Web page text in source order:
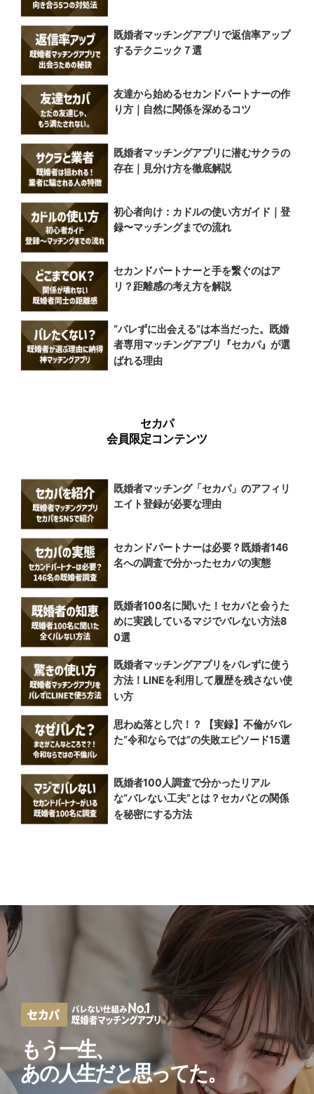
既婚者マッチングアプリで返信率アップ
するテクニック７選
友達から始めるセカンドパートナーの作
り方｜自然に関係を深めるコツ
既婚者マッチングアプリに潜むサクラの
存在｜見分け方を徹底解説
初心者向け：カドルの使い方ガイド｜登
録〜マッチングまでの流れ
セカンドパートナーと手を繋ぐのはア
リ？距離感の考え方を解説
“バレずに出会える”は本当だった。既婚
者専用マッチングアプリ『セカパ』が選
ばれる理由
セカパ
会員限定コンテンツ
既婚者マッチング「セカパ」のアフィリ
エイト登録が必要な理由
セカンドパートナーは必要？既婚者146
名への調査で分かったセカパの実態
既婚者100名に聞いた！セカパと会うた
めに実践しているマジでバレない方法8
0選
既婚者マッチングアプリをバレずに使う
方法！LINEを利用して履歴を残さない使
い方
思わぬ落とし穴！？ 【実録】不倫がバレ
た“令和ならでは”の失敗エピソード15選
既婚者100人調査で分かったリアル
な“バレない工夫”とは？セカパとの関係
を秘密にする方法
もう一生、
あの人生だと思ってた。